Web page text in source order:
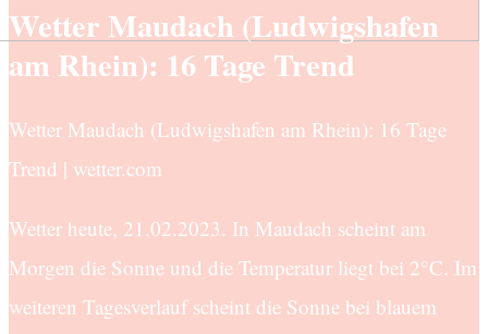
Wetter Maudach (Ludwigshafen
am Rhein): 16 Tage Trend
Wetter Maudach (Ludwigshafen am Rhein): 16 Tage
Trend | wetter.com
Wetter heute, 21.02.2023. In Maudach scheint am
Morgen die Sonne und die Temperatur liegt bei 2°C. Im
weiteren Tagesverlauf scheint die Sonne bei blauem